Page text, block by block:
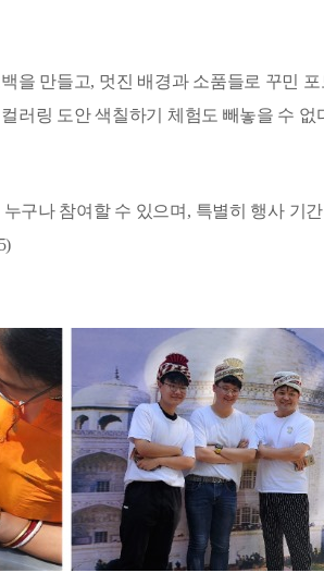
을 만들고, 멋진 배경과 소품들로 꾸민
러링 도안 색칠하기 체험도 빼놓을 수 없
구나 참여할 수 있으며 , 특별히 행사 기